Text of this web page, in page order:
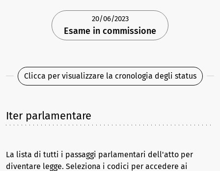
20/06/2023
Esame in commissione
Clicca per visualizzare la cronologia degli status
Iter parlamentare
La lista di tutti i passaggi parlamentari dell'atto per
diventare legge. Seleziona i codici per accedere ai